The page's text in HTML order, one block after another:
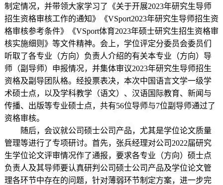
制定情况，并带领大家学习了《关于开展2023年研究生导师
招生资格审核工作的通知》《VSport2023年研究生导师招生资
格审核参考条件》《VSport体育2023年硕士研究生招生资格审
核实施细则》等文件精神。会上，学位评定分委员会委员们
听取了各专业（方向）负责人介绍的有关本专业（方向）导
师（副导师）申报情况，并集体审议2023年研究生导师招生
资格及副导团队格。经投票表决，本次中国语言文学一级学
术硕士点，以及学科教学（语文）、汉语国际教育、新闻与
传播、出版等专业硕士点，共有56位导师与7位副导师通过了
资格审核。
随后，会议就公司硕士公司产品，尤其是学位论文质量
管理等进行了专项研讨。首先，张兵经理对公司 2022届研究
生学位论文评审情况作了通报，要求各专业（方向）硕士点
负责人及其导师要认真研判公司硕士公司产品及学位论文管
理各环节中存在的问题，针对薄弱环节制定方案，进一步完